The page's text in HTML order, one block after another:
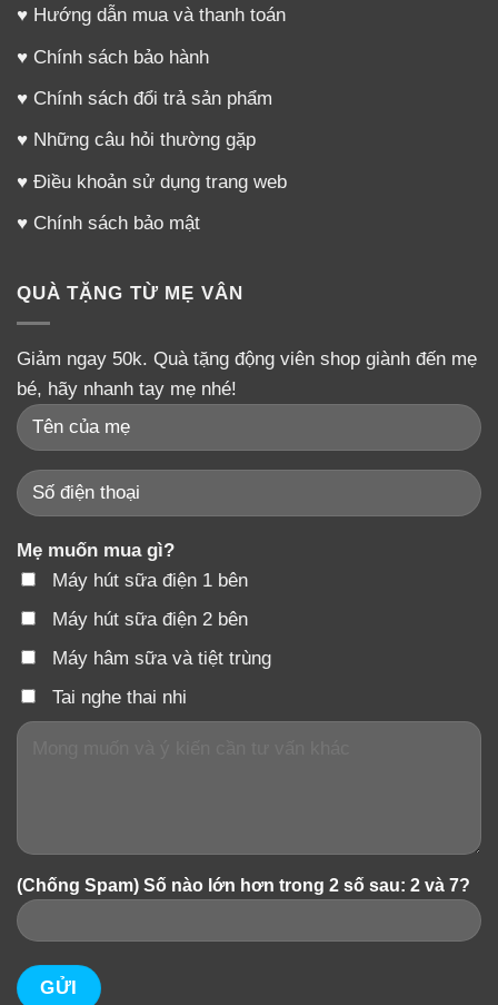
♥ Hướng dẫn mua và thanh toán
♥ Chính sách bảo hành
♥ Chính sách đổi trả sản phẩm
♥ Những câu hỏi thường gặp
♥ Điều khoản sử dụng trang web
♥ Chính sách bảo mật
QUÀ TẶNG TỪ MẸ VÂN
Giảm ngay 50k. Quà tặng động viên shop giành đến mẹ
bé, hãy nhanh tay mẹ nhé!
Mẹ muốn mua gì?
Máy hút sữa điện 1 bên
Máy hút sữa điện 2 bên
Máy hâm sữa và tiệt trùng
Tai nghe thai nhi
(Chống Spam) Số nào lớn hơn trong 2 số sau: 2 và 7?